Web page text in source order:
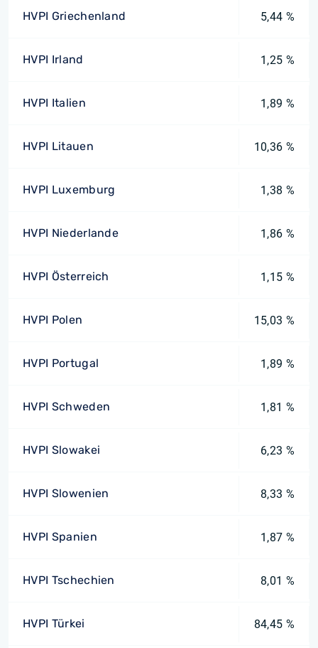
HVPI Griechenland 5,44 %
HVPI Irland 1,25 %
HVPI Italien 1,89 %
HVPI Litauen 10,36 %
HVPI Luxemburg 1,38 %
HVPI Niederlande 1,86 %
HVPI Österreich 1,15 %
HVPI Polen 15,03 %
HVPI Portugal 1,89 %
HVPI Schweden 1,81 %
HVPI Slowakei 6,23 %
HVPI Slowenien 8,33 %
HVPI Spanien 1,87 %
HVPI Tschechien 8,01 %
HVPI Türkei 84,45 %